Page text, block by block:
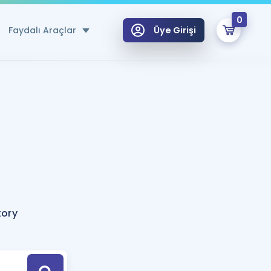
Faydalı Araçlar
Hesaplama Aracı
için Öneriler
Tek Takvimde
Üye Girişi
0
Hoca ile seni sınava hazırlayacak onlarca eğitim seni bekliyor!